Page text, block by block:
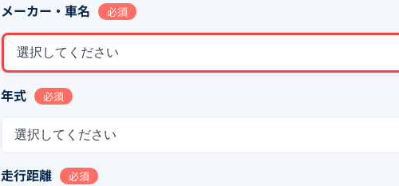
メーカー・車名 必須
選択してください
年式 必須
選択してください
走行距離 必須